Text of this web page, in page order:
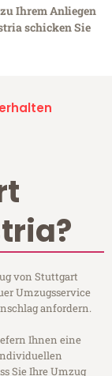
Ihrem Anliegen
schicken Sie
von Stuttgart
Umzugsservice
anfordern.
Ihnen eine
Sie Ihre Umzug